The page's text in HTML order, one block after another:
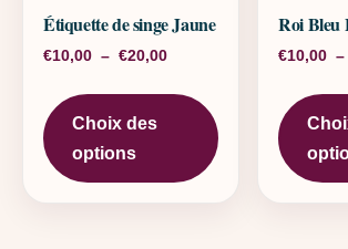
Étiquette de singe Jaune
€10,00 – €20,00Plage de prix : €10,00 à
Choix des
options
Ce produit a
Roi Bleu
€10,00 –